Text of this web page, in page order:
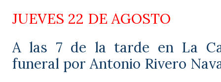
JUEVES 22 DE AGOSTO
A las 7 de la tarde en La
funeral por Antonio Rivero